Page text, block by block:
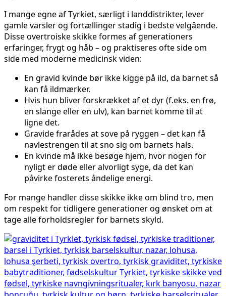
I mange egne af Tyrkiet, særligt i landdistrikter, lever
gamle varsler og fortællinger stadig i bedste velgående.
Disse overtroiske skikke formes af generationers
erfaringer, frygt og håb – og praktiseres ofte side om
side med moderne medicinsk viden:
En gravid kvinde bør ikke kigge på ild, da barnet så
kan få ildmærker.
Hvis hun bliver forskrækket af et dyr (f.eks. en frø,
en slange eller en ulv), kan barnet komme til at
ligne det.
Gravide frarådes at sove på ryggen – det kan få
navlestrengen til at sno sig om barnets hals.
En kvinde må ikke besøge hjem, hvor nogen for
nyligt er døde eller alvorligt syge, da det kan
påvirke fosterets åndelige energi.
For mange handler disse skikke ikke om blind tro, men
om respekt for tidligere generationer og ønsket om at
tage alle forholdsregler for barnets skyld.